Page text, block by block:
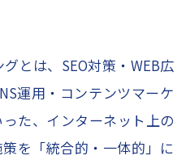
とは、SEO対策・WEB広
運用・コンテンツマーケ
た、インターネット上の
を「統合的・一体的」に